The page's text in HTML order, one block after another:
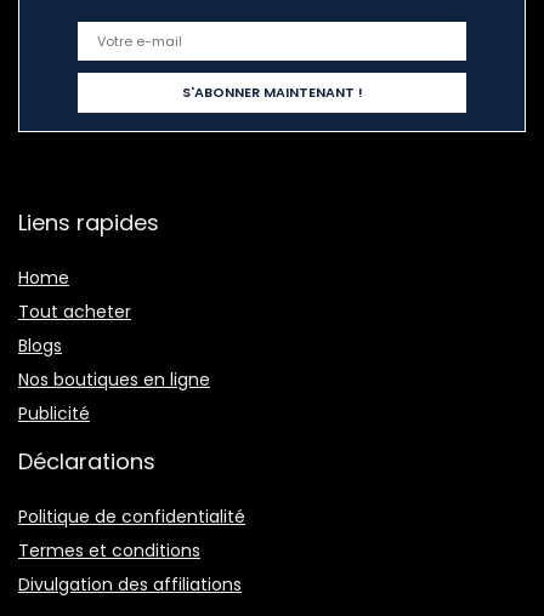
Liens rapides
Home
Tout acheter
Blogs
Nos boutiques en ligne
Publicité
Déclarations
Politique de confidentialité
Termes et conditions
Divulgation des affiliations